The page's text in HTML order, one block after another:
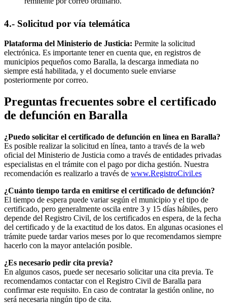
4.- Solicitud por vía telemática
Plataforma del Ministerio de Justicia: Permite la solicitud
electrónica. Es importante tener en cuenta que, en registros de
municipios pequeños como Baralla, la descarga inmediata no
siempre está habilitada, y el documento suele enviarse
posteriormente por correo.
Preguntas frecuentes sobre el certificado
de defunción en Baralla
¿Puedo solicitar el certificado de defunción en línea en Baralla?
Es posible realizar la solicitud en línea, tanto a través de la web
oficial del Ministerio de Justicia como a través de entidades privadas
especialistas en el trámite con el pago por dicha gestión. Nuestra
recomendación es realizarlo a través de www.RegistroCivil.es
¿Cuánto tiempo tarda en emitirse el certificado de defunción?
El tiempo de espera puede variar según el municipio y el tipo de
certificado, pero generalmente oscila entre 3 y 15 días hábiles, pero
depende del Registro Civil, de los certificados en espera, de la fecha
del certificado y de la exactitud de los datos. En algunas ocasiones el
trámite puede tardar varios meses por lo que recomendamos siempre
hacerlo con la mayor antelación posible.
¿Es necesario pedir cita previa?
En algunos casos, puede ser necesario solicitar una cita previa. Te
recomendamos contactar con el Registro Civil de Baralla para
confirmar este requisito. En caso de contratar la gestión online, no
será necesaria ningún tipo de cita.